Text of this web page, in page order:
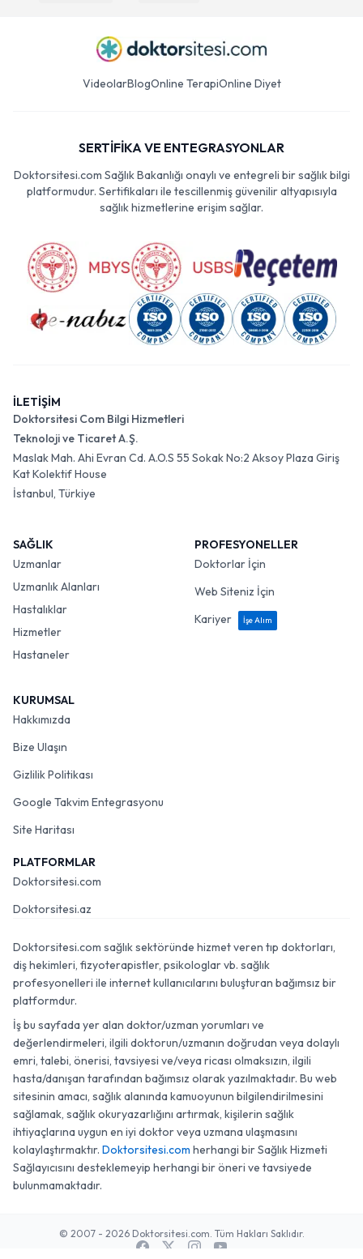
VideolarBlogOnline TerapiOnline Diyet
SERTİFİKA VE ENTEGRASYONLAR
Doktorsitesi.com Sağlık Bakanlığı onaylı ve entegreli bir sağlık bilgi
platformudur. Sertifikaları ile tescillenmiş güvenilir altyapısıyla
sağlık hizmetlerine erişim sağlar.
İLETİŞİM
Doktorsitesi Com Bilgi Hizmetleri
Teknoloji ve Ticaret A.Ş.
Maslak Mah. Ahi Evran Cd. A.O.S 55 Sokak No:2 Aksoy Plaza Giriş
Kat Kolektif House
İstanbul, Türkiye
SAĞLIK
Uzmanlar
Uzmanlık Alanları
Hastalıklar
Hizmetler
Hastaneler
PROFESYONELLER
Doktorlar İçin
Web Siteniz İçin
Kariyer
İşe Alım
KURUMSAL
Hakkımızda
Bize Ulaşın
Gizlilik Politikası
Google Takvim Entegrasyonu
Site Haritası
PLATFORMLAR
Doktorsitesi.com
Doktorsitesi.az
Doktorsitesi.com sağlık sektöründe hizmet veren tıp doktorları,
diş hekimleri, fizyoterapistler, psikologlar vb. sağlık
profesyonelleri ile internet kullanıcılarını buluşturan bağımsız bir
platformdur.
İş bu sayfada yer alan doktor/uzman yorumları ve
değerlendirmeleri, ilgili doktorun/uzmanın doğrudan veya dolaylı
emri, talebi, önerisi, tavsiyesi ve/veya ricası olmaksızın, ilgili
hasta/danışan tarafından bağımsız olarak yazılmaktadır. Bu web
sitesinin amacı, sağlık alanında kamuoyunun bilgilendirilmesini
sağlamak, sağlık okuryazarlığını artırmak, kişilerin sağlık
ihtiyaçlarına uygun en iyi doktor veya uzmana ulaşmasını
kolaylaştırmaktır. Doktorsitesi.com herhangi bir Sağlık Hizmeti
Sağlayıcısını desteklemeyip herhangi bir öneri ve tavsiyede
bulunmamaktadır.
© 2007 - 2026 Doktorsitesi.com. Tüm Hakları Saklıdır.